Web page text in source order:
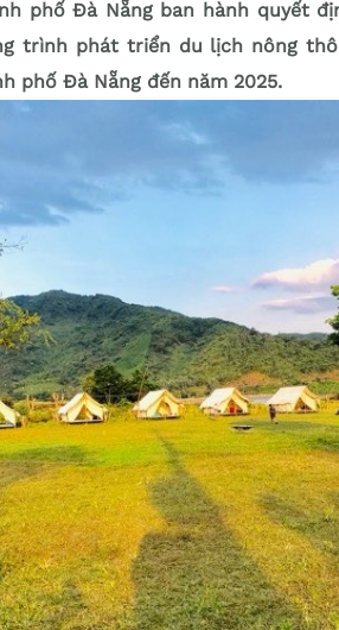
phố Đà Nẵng ban hành quyết
trình phát triển du lịch nông
phố Đà Nẵng đến năm 2025.